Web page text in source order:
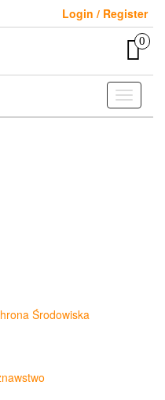
Login / Register
0
Toggle
Środowiska